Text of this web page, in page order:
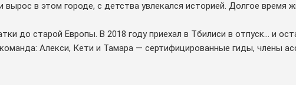
вырос в этом городе, с детства увлекался историей. Долгое
до старой Европы. В 2018 году приехал в Тбилиси в отпуск... и
Алекси, Кети и Тамара — сертифицированные гиды, члены